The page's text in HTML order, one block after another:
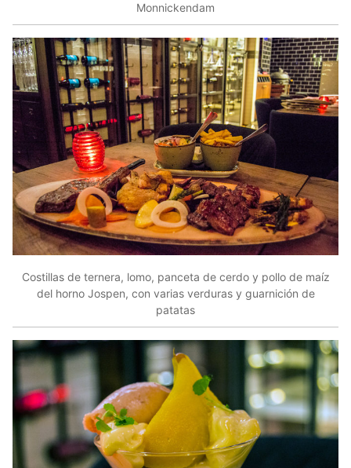
Monnickendam
Costillas de ternera, lomo, panceta de cerdo y pollo de maíz
del horno Jospen, con varias verduras y guarnición de
patatas